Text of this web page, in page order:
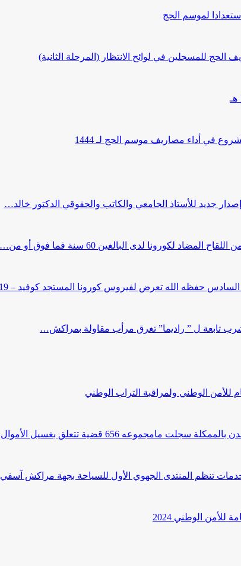
لموسم الحج
الحج للمسجلين في لوائح الانتظار (المرحلة الثانية)
في أداء مصاريف موسم الحج لـ 1444
جديد للأستاذ الجامعي والكاتب والحقوقي الدكتور خالد…
لكورونا لدى البالغين 60 سنة فما فوق أو من…
حفظه الله تعرض لفيروس كورونا المستجد كوفيد – 19 ، بدون…
تابعة ل ” راديما” تغرق مرأب مقاولة بمراكش…
للأمن الوطني ولمراقبة التراب الوطني
تنظم المنتدى الجهوي الأول للسياحة بجهة مراكش آسفي
للأمن الوطني 2024